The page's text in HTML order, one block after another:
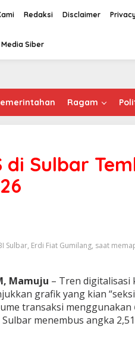
Redaksi Disclaimer
Siber
Ragam
di Sulbar
Sulbar, Erdi Fiat Gumilang, saat
Mamuju – Tren digitalisasi
grafik yang kian
transaksi menggunakan
menembus angka